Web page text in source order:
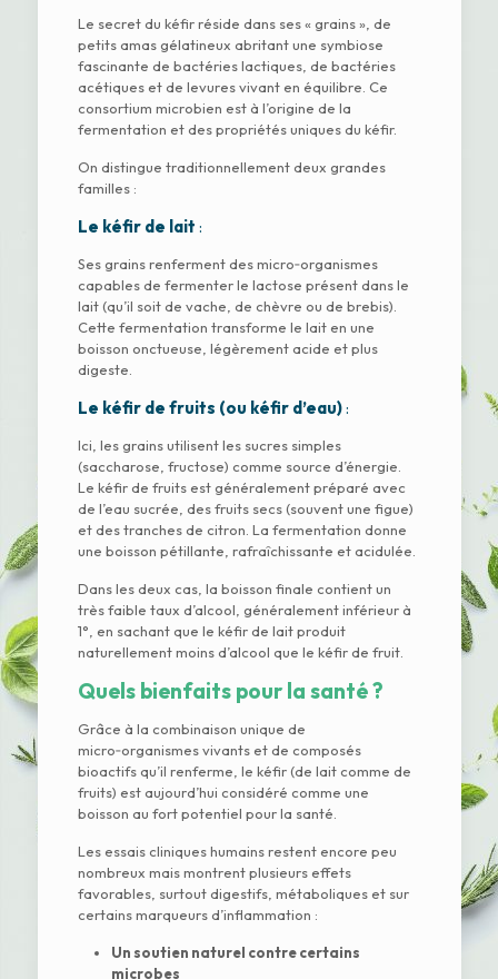
Le secret du kéfir réside dans ses « grains », de
petits amas gélatineux abritant une symbiose
fascinante de bactéries lactiques, de bactéries
acétiques et de levures vivant en équilibre. Ce
consortium microbien est à l’origine de la
fermentation et des propriétés uniques du kéfir.
On distingue traditionnellement deux grandes
familles :
Le kéfir de lait :
Ses grains renferment des micro‑organismes
capables de fermenter le lactose présent dans le
lait (qu’il soit de vache, de chèvre ou de brebis).
Cette fermentation transforme le lait en une
boisson onctueuse, légèrement acide et plus
digeste.
Le kéfir de fruits (ou kéfir d’eau):
Ici, les grains utilisent les sucres simples
(saccharose, fructose) comme source d’énergie.
Le kéfir de fruits est généralement préparé avec
de l’eau sucrée, des fruits secs (souvent une figue)
et des tranches de citron. La fermentation donne
une boisson pétillante, rafraîchissante et acidulée.
Dans les deux cas, la boisson finale contient un
très faible taux d’alcool, généralement inférieur à
1°, en sachant que le kéfir de lait produit
naturellement moins d’alcool que le kéfir de fruit.
Quels bienfaits pour la santé ?
Grâce à la combinaison unique de
micro‑organismes vivants et de composés
bioactifs qu’il renferme, le kéfir (de lait comme de
fruits) est aujourd’hui considéré comme une
boisson au fort potentiel pour la santé.
Les essais cliniques humains restent encore peu
nombreux mais montrent plusieurs effets
favorables, surtout digestifs, métaboliques et sur
certains marqueurs d’inflammation :
Un soutien naturel contre certains
microbes